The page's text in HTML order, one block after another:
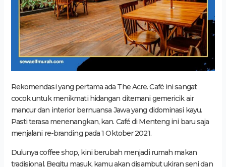
Rekomendasi yang pertama ada The Acre. Café ini sangat
cocok untuk menikmati hidangan ditemani gemericik air
mancur dan interior bernuansa Jawa yang didominasi kayu.
Pasti terasa menenangkan, kan. Café di Menteng ini baru saja
menjalani re-branding pada 1 Oktober 2021.
Dulunya coffee shop, kini berubah menjadi rumah makan
tradisional. Begitu masuk, kamu akan disambut ukiran seni dan